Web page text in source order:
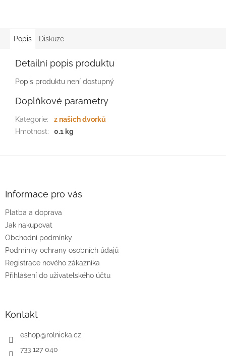
Popis Diskuze
Detailní popis produktu
Popis produktu není dostupný
Doplňkové parametry
Kategorie:
z našich dvorků
Hmotnost: 0.1 kg
Informace pro vás
Platba a doprava
Jak nakupovat
Obchodní podmínky
Podmínky ochrany osobních údajů
Registrace nového zákazníka
Přihlášení do uživatelského účtu
Kontakt
eshop@rolnicka.cz
733 127 040